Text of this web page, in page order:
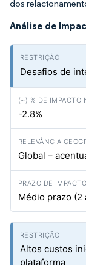
dos
Análise de
Desafios de
-2.8%
Global –
Médio prazo (2
Altos custos
plataforma